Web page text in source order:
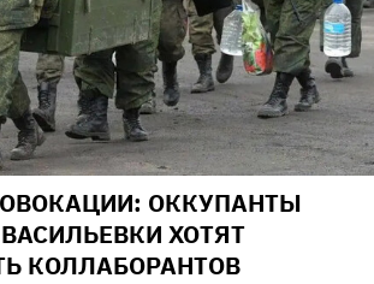
ОККУПАНТЫ
ХОТЯТ
КОЛЛАБОРАНТОВ